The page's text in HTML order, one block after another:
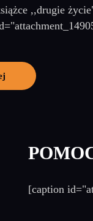
,,drugie
[caption